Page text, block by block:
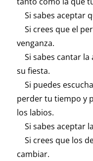
Si sabes aceptar
Si crees que el
venganza.
Si sabes cantar la
su fiesta.
Si puedes
perder tu tiempo y
los labios.
Si sabes aceptar
Si crees que los
cambiar.